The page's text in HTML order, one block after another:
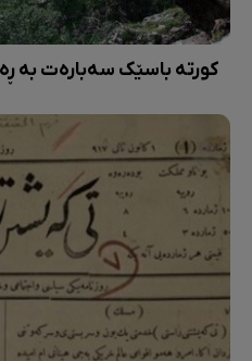
کورتە باسێک سەبارەت بە